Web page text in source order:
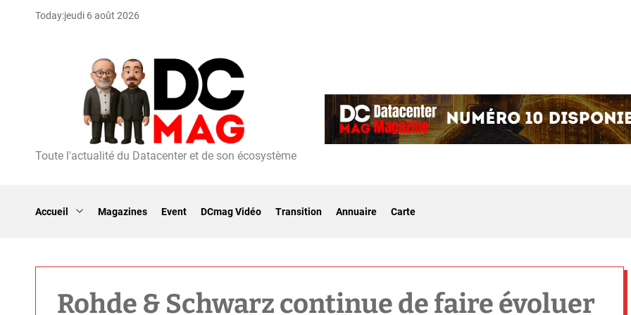
Today:jeudi 6 août 2026
D
Toute l'actualité du Datacenter et de son écosystème
Accueil Magazines Event DCmag Vidéo Transition Annuaire Carte
Rohde & Schwarz continue de faire évoluer